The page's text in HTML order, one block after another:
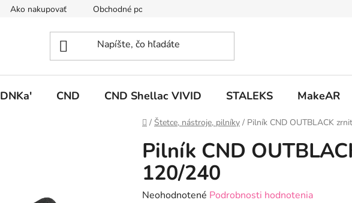
Ako nakupovať Obchodné podmienky
DNKa' CND CND Shellac VIVID STALEKS MakeAR
Domov
/ Štetce, nástroje, pilníky / Pilník CND OUTBLACK
Pilník CND
120/240
Priemerné
Neohodnotené Podrobnosti hodnotenia